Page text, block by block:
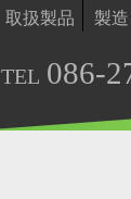
取扱製品 製造
TEL 086-